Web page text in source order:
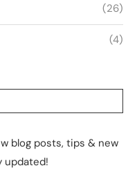
(26)
(4)
blog posts, tips & new
updated!